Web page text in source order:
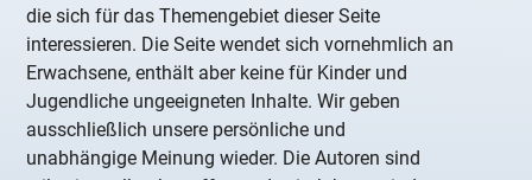
die sich für das Themengebiet dieser Seite
interessieren. Die Seite wendet sich vornehmlich an
Erwachsene, enthält aber keine für Kinder und
Jugendliche ungeeigneten Inhalte. Wir geben
ausschließlich unsere persönliche und
unabhängige Meinung wieder. Die Autoren sind